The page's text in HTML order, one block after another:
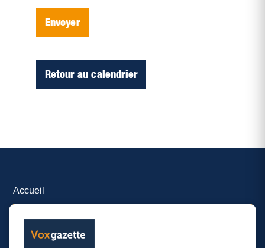
Envoyer
Retour au calendrier
Accueil
Inscrire un événement